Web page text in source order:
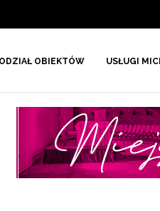
OBIEKTÓW USŁUGI